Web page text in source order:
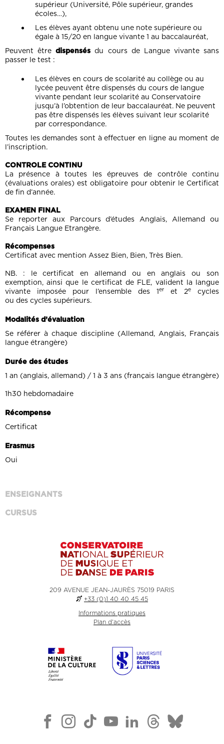
supérieur (Université, Pôle supérieur, grandes
écoles…),
Les élèves ayant obtenu une note supérieure ou
égale à 15/20 en langue vivante 1 au baccalauréat,
Peuvent êtredispensés du cours de Langue vivante sans
passer le test :
Les élèves en cours de scolarité au collège ou au
lycée peuvent être dispensés du cours de langue
vivante pendant leur scolarité au Conservatoire
jusqu’à l’obtention de leur baccalauréat. Ne peuvent
pas être dispensés les élèves suivant leur scolarité
par correspondance.
Toutes les demandes sont à effectuer en ligne au moment de
l’inscription.
CONTROLE CONTINU
La présence à toutes les épreuves de contrôle continu
(évaluations orales) est obligatoire pour obtenir le Certificat
de fin d’année.
EXAMEN FINAL
Se reporter aux Parcours d’études Anglais, Allemand ou
Français Langue Etrangère.
Récompenses
Certificat avec mention Assez Bien, Bien, Très Bien.
NB. : le certificat en allemand ou en anglais ou son
exemption, ainsi que le certificat de FLE, valident la langue
vivante imposée pour l’ensemble des 1 er et 2e
cycles
ou des cycles supérieurs.
Modalités d’évaluation
Se référer à chaque discipline (Allemand, Anglais, Français
langue étrangère)
Durée des études
1 an (anglais, allemand) / 1 à 3 ans (français langue étrangère)
1h30 hebdomadaire
Récompense
Certificat
Erasmus
Oui
ENSEIGNANTS
CURSUS
209 AVENUE JEAN-JAURÈS 75019 PARIS
+33 (0)1 40 40 45 45
Informations pratiques
Plan d'accès